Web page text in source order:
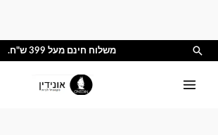
חיפוש משלוח חינם מעל 399 ש"ח.